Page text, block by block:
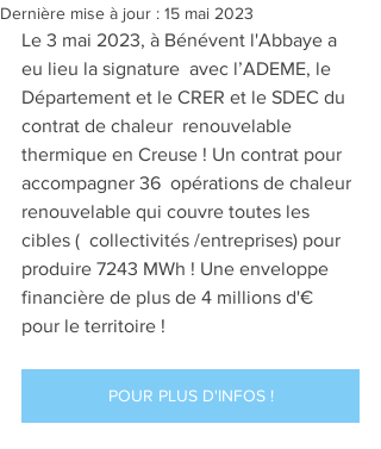
Dernière mise à jour : 15 mai 2023
Le 3 mai 2023, à Bénévent l'Abbaye a
eu lieu la signature  avec l’ADEME, le
Département et le CRER et le SDEC du
contrat de chaleur  renouvelable
thermique en Creuse ! Un contrat pour
accompagner 36  opérations de chaleur
renouvelable qui couvre toutes les
cibles (  collectivités /entreprises) pour
produire 7243 MWh ! Une enveloppe
financière de plus de 4 millions d'€
pour le territoire !
POUR PLUS D'INFOS !